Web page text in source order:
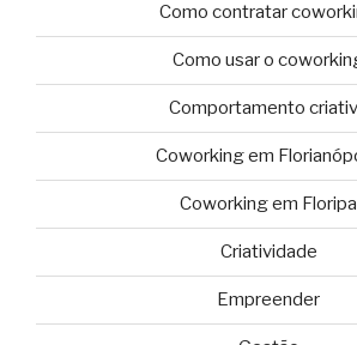
Como contratar
Como usar o
Comportamento
Coworking em
Coworking em Floripa
Criatividade
Empreender